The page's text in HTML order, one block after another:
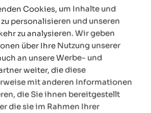
2024
GERMAN
Cookies, um Inhalte und
personalisieren und unseren
zu analysieren. Wir geben
über Ihre Nutzung unserer
an unsere Werbe- und
weiter, die diese
mit anderen Informationen
die Sie ihnen bereitgestellt
die sie im Rahmen Ihrer